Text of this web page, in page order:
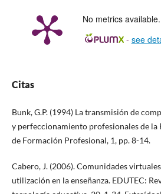
No metrics available.
- see
Citas
Bunk, G.P. (1994) La transmisión de
y perfeccionamiento profesionales de la
de Formación Profesional, 1, pp. 8-14.
Cabero, J. (2006). Comunidades
utilización en la enseñanza. EDUTEC: